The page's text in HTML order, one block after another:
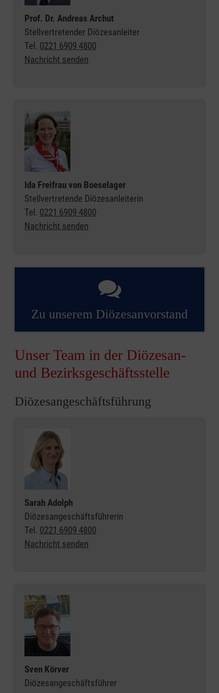
Prof. Dr. Andreas Archut
Stellvertretender Diözesanleiter
Tel. 0221 6909 4800
Nachricht senden
Ida Freifrau von Boeselager
Stellvertretende Diözesanleiterin
Tel. 0221 6909 4800
Nachricht senden
Zu unserem Diözesan­vorstand
Unser Team in der Diözesan-
und Bezirksgeschäftsstelle
Diözesangeschäftsführung
Sarah Adolph
Diözesangeschäftsführerin
Tel. 0221 6909 4800
Nachricht senden
Sven Körver
Diözesangeschäftsführer